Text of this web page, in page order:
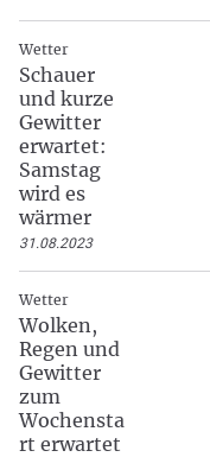
Wetter
Schauer
und kurze
Gewitter
erwartet:
Samstag
wird es
wärmer
31.08.2023
Wetter
Wolken,
Regen und
Gewitter
zum
Wochensta
rt erwartet